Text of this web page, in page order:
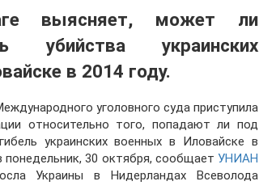
выясняет, может ли
убийства украинских
в 2014 году.
уголовного суда приступила
относительно того, попадают ли под
украинских военных в Иловайске в
понедельник, 30 октября, сообщает УНИАН
Украины в Нидерландах Всеволода